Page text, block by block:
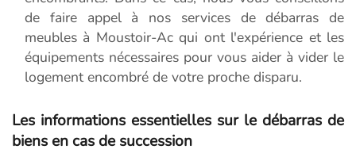
de faire appel à nos services de débarras de
meubles à Moustoir-Ac qui ont l'expérience et les
équipements nécessaires pour vous aider à vider le
logement encombré de votre proche disparu.
Les informations essentielles sur le débarras de
biens en cas de succession